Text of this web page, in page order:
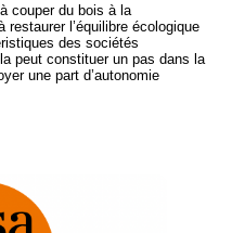
couper du bois à la
l’équilibre écologique
des sociétés
peut constituer un pas dans la
une part d’autonomie